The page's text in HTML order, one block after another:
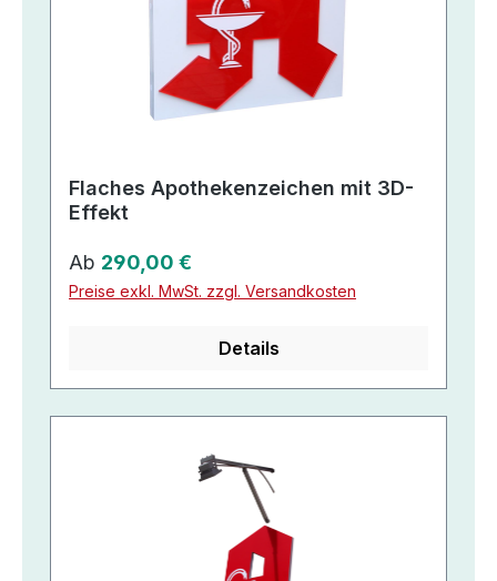
Flaches Apothekenzeichen mit 3D-
Effekt
Regulärer Preis:
Ab 290,00 €
Preise exkl. MwSt. zzgl. Versandkosten
Details